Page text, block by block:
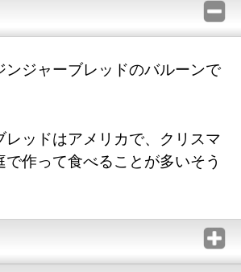
ンジャーブレッドのバルーンで
ッドはアメリカで、クリスマ
で作って食べることが多いそう